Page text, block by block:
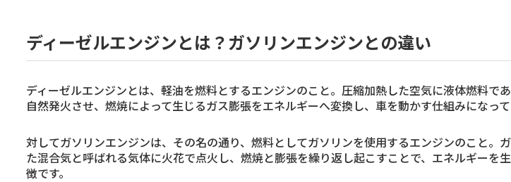
ディーゼルエンジンとは？ガソリンエンジンとの違い
ディーゼルエンジンとは、軽油を燃料とするエンジンのこと。圧縮加熱した空気に液体燃料で
自然発火させ、燃焼によって生じるガス膨張をエネルギーへ変換し、車を動かす仕組みになって
対してガソリンエンジンは、その名の通り、燃料としてガソリンを使用するエンジンのこと。
た混合気と呼ばれる気体に火花で点火し、燃焼と膨張を繰り返し起こすことで、エネルギーを
徴です。